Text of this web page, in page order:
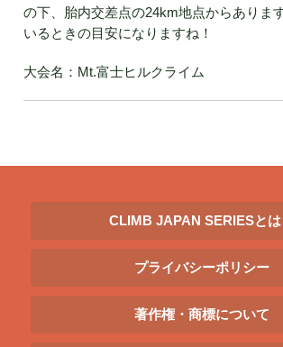
の下、胎内交差点の24km地点からありま
いるときの目安になりますね！
大会名：Mt.富士ヒルクライム
CLIMB JAPAN SERIESとは
プライバシーポリシー
著作権・商標について